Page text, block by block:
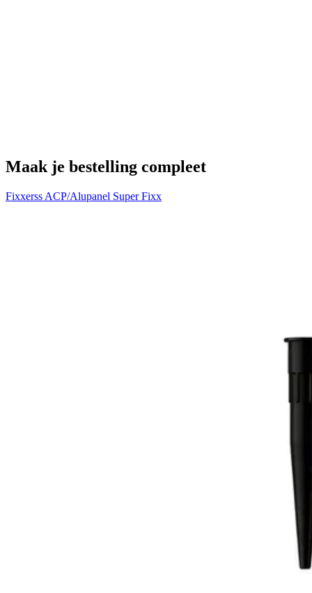
Maak je bestelling compleet
Fixxerss ACP/Alupanel Super Fixx